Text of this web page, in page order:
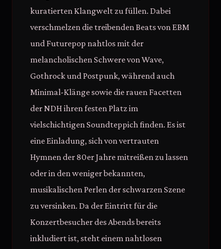
kuratierten Klangwelt zu füllen. Dabei
verschmelzen die treibenden Beats von EBM
und Futurepop nahtlos mit der
melancholischen Schwere von Wave,
Gothrock und Postpunk, während auch
Minimal-Klänge sowie die rauen Facetten
der NDH ihren festen Platz im
vielschichtigen Soundteppich finden. Es ist
eine Einladung, sich von vertrauten
Hymnen der 80er Jahre mitreißen zu lassen
oder in den weniger bekannten,
musikalischen Perlen der schwarzen Szene
zu versinken. Da der Eintritt für die
Konzertbesucher des Abends bereits
inkludiert ist, steht einem nahtlosen